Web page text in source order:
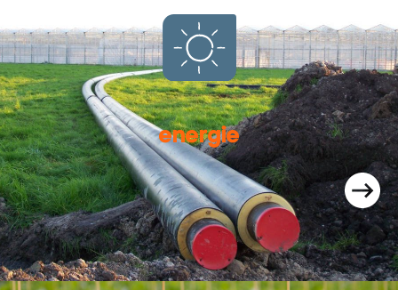
energie